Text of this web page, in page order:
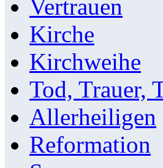
Vertrauen
Kirche
Kirchweihe
Tod, Trauer,
Allerheiligen
Reformation